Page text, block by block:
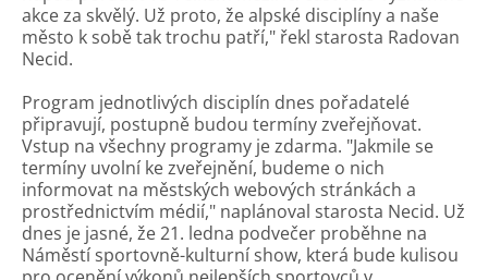
akce za skvělý. Už proto, že alpské disciplíny a naše
město k sobě tak trochu patří," řekl starosta Radovan
Necid.
Program jednotlivých disciplín dnes pořadatelé
připravují, postupně budou termíny zveřejňovat.
Vstup na všechny programy je zdarma. "Jakmile se
termíny uvolní ke zveřejnění, budeme o nich
informovat na městských webových stránkách a
prostřednictvím médií," naplánoval starosta Necid. Už
dnes je jasné, že 21. ledna podvečer proběhne na
Náměstí sportovně-kulturní show, která bude kulisou